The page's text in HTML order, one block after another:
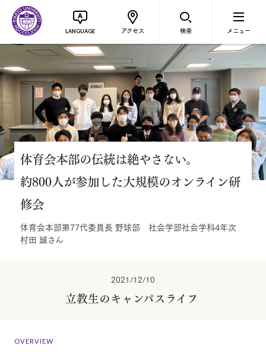
LANGUAGE アクセス 検索 メニュー
体育会本部の伝統は絶やさない。
約800人が参加した大規模のオンライン研
修会
体育会本部第77代委員長 野球部 社会学部社会学科4年次
村田 誠さん
2021/12/10
立教生のキャンパスライフ
OVERVIEW